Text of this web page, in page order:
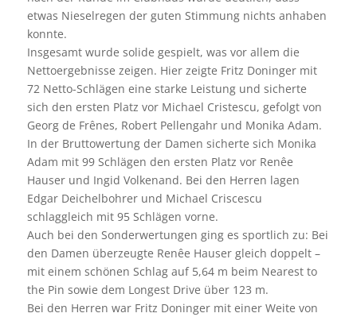
etwas Nieselregen der guten Stimmung nichts anhaben
konnte.
Insgesamt wurde solide gespielt, was vor allem die
Nettoergebnisse zeigen. Hier zeigte Fritz Doninger mit
72 Netto-Schlägen eine starke Leistung und sicherte
sich den ersten Platz vor Michael Cristescu, gefolgt von
Georg de Frênes, Robert Pellengahr und Monika Adam.
In der Bruttowertung der Damen sicherte sich Monika
Adam mit 99 Schlägen den ersten Platz vor Renêe
Hauser und Ingid Volkenand. Bei den Herren lagen
Edgar Deichelbohrer und Michael Criscescu
schlaggleich mit 95 Schlägen vorne.
Auch bei den Sonderwertungen ging es sportlich zu: Bei
den Damen überzeugte Renêe Hauser gleich doppelt –
mit einem schönen Schlag auf 5,64 m beim Nearest to
the Pin sowie dem Longest Drive über 123 m.
Bei den Herren war Fritz Doninger mit einer Weite von